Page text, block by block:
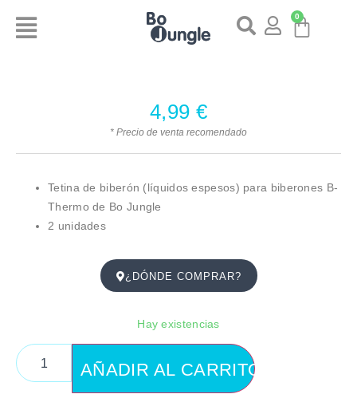
0
4,99 €
* Precio de venta recomendado
Tetina de biberón (líquidos espesos) para biberones B-
Thermo de Bo Jungle
2 unidades
¿DÓNDE COMPRAR?
Hay existencias
AÑADIR AL CARRITO